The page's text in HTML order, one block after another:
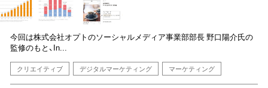
今回は株式会社オプトのソーシャルメディア事業部部長 野口陽介氏の
監修のもと、In...
クリエイティブ デジタルマーケティング マーケティング